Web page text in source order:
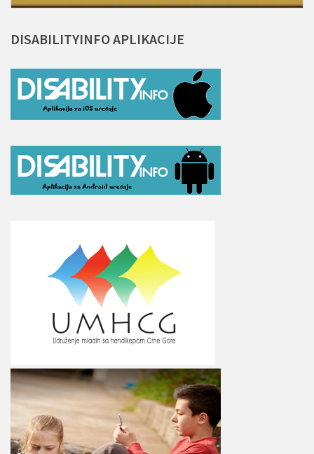
DISABILITYINFOAPLIKACIJE